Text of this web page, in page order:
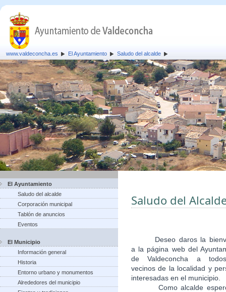
www.valdeconcha.es El Ayuntamiento Saludo del alcalde
El Ayuntamiento
Saludo del alcalde
Corporación municipal
Tablón de anuncios
Eventos
El Municipio
Información general
Historia
Entorno urbano y monumentos
Alrededores del municipio
Saludo del
Deseo daros la
a la página web del
de Valdeconcha a
vecinos de la localidad y
interesadas en el municipio.
Como alcalde